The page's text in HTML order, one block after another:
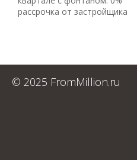
рассрочка от застройщика
© 2025 FromMillion.ru